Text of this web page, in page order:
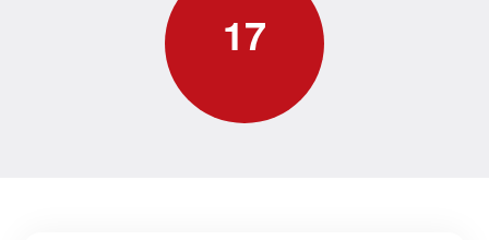
17